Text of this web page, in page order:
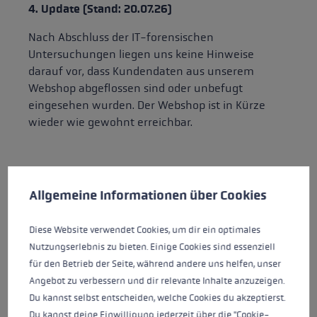
4. Update (Stand: 20.07.26)
Nach Abschluss der IT-forensischen
Untersuchungen liegen uns keine Hinweise
darauf vor, dass Kundendaten aus unserem
Webshop abgeflossen sind oder unbefugt
eingesehen wurden. Der Webshop ist in Kürze
wieder wie gewohnt erreichbar.
Wir befinden uns weiterhin in der komplexen
Analysephase. Aus Rücksicht auf laufende
Analysen und Ermittlungen können wir nur
gesicherte Informationen weitergeben. Zum
jetzigen Zeitpunkt können wir noch keine
belastbare Aussage dazu treffen, ob Kundendaten
abgeflossen sind. Sobald wir neue fundierte
Cookie-Voreinstellungen
Allgemeine Informationen über Cookies
Diese Website verwendet Cookies, um dir ein optimales
Nutzungserlebnis zu bieten. Einige Cookies sind essenziell
für den Betrieb der Seite, während andere uns helfen, unser
Angebot zu verbessern und dir relevante Inhalte anzuzeigen.
Du kannst selbst entscheiden, welche Cookies du akzeptierst.
Du kannst deine Einwilligung jederzeit über die "Cookie-